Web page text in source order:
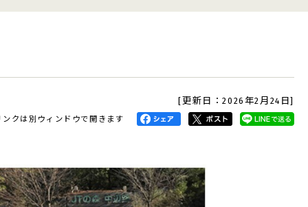
[更新日：2026年2月24日]
クは別ウィンドウで開きます